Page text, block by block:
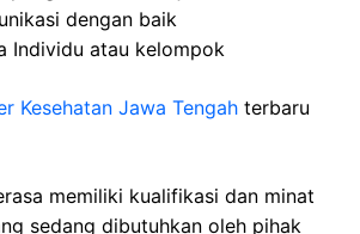
dengan baik
Individu atau kelompok
Kesehatan Jawa Tengah terbaru
memiliki kualifikasi dan minat
sedang dibutuhkan oleh pihak